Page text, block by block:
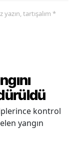
tartışalım *
kontrol
yangın